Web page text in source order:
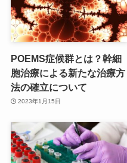
POEMS症候群とは？幹細
胞治療による新たな治療方
法の確立について
2023年1月15日